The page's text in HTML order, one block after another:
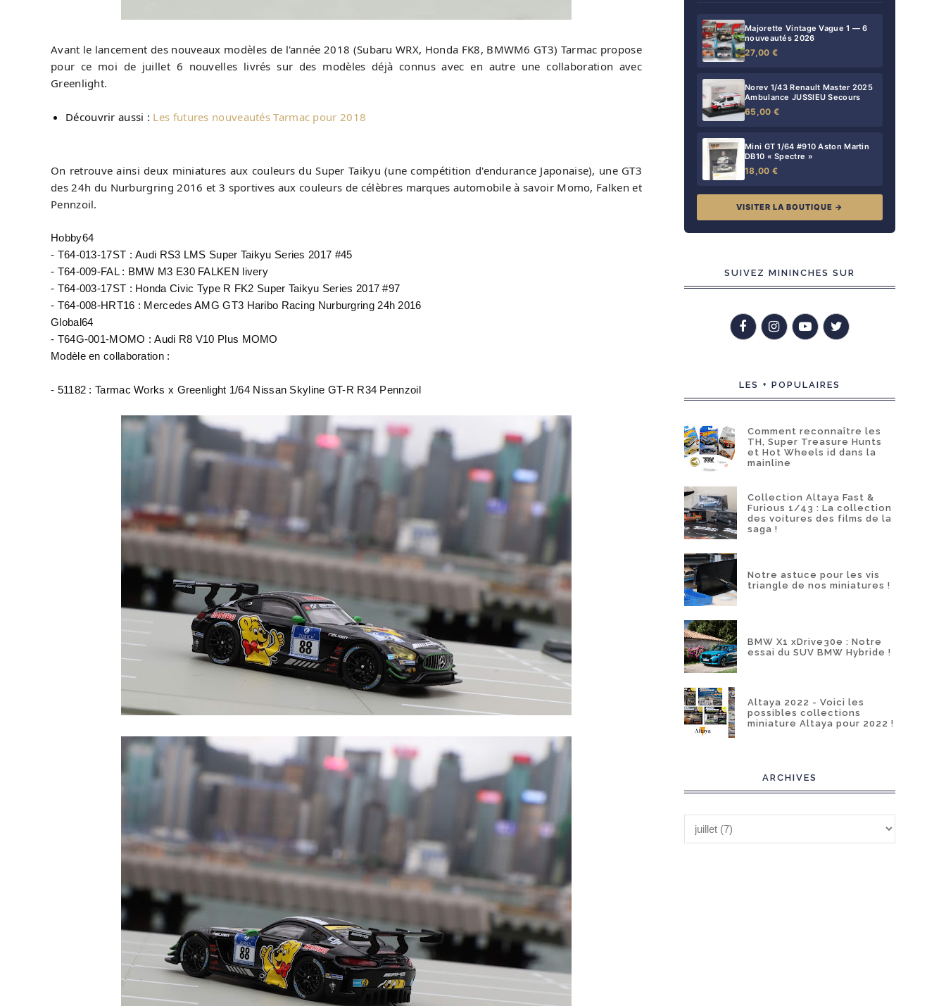
Avant le lancement des nouveaux modèles de l'année 2018 (Subaru WRX, Honda FK8, BMWM6 GT3) Tarmac propose
pour ce moi de juillet 6 nouvelles livrés sur des modèles déjà connus avec en autre une collaboration avec
Greenlight.
Découvrir aussi : Les futures nouveautés Tarmac pour 2018
On retrouve ainsi deux miniatures aux couleurs du Super Taikyu (une compétition d'endurance Japonaise), une GT3
des 24h du Nurburgring 2016 et 3 sportives aux couleurs de célèbres marques automobile à savoir Momo, Falken et
Pennzoil.
Hobby64
- T64-013-17ST :Audi RS3 LMS Super Taikyu Series 2017 #45
- T64-009-FAL : BMW M3 E30 FALKEN livery
- T64-003-17ST : Honda Civic Type R FK2 Super Taikyu Series 2017 #97
- T64-008-HRT16 : Mercedes AMG GT3 Haribo Racing Nurburgring 24h 2016
Global64
- T64G-001-MOMO : Audi R8 V10 Plus MOMO
Modèle en collaboration :
- 51182 : Tarmac Works x Greenlight 1/64 Nissan Skyline GT-R R34 Pennzoil
Majorette Vintage Vague 1 — 6
nouveautés 2026
27,00 €
Norev 1/43 Renault Master 2025
Ambulance JUSSIEU Secours
65,00 €
Mini GT 1/64 #910 Aston Martin
DB10 « Spectre »
18,00 €
VISITER LA BOUTIQUE →
SUIVEZ MININCHES SUR
LES + POPULAIRES
Comment reconnaître les
TH, Super Treasure Hunts
et Hot Wheels id dans la
mainline
Collection Altaya Fast &
Furious 1/43 : La collection
des voitures des films de la
saga !
Notre astuce pour les vis
triangle de nos miniatures !
BMW X1 xDrive30e : Notre
essai du SUV BMW Hybride !
Altaya 2022 - Voici les
possibles collections
miniature Altaya pour 2022 !
ARCHIVES